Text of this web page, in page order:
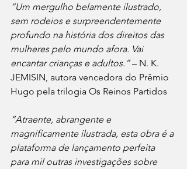
“Um mergulho belamente ilustrado,
sem rodeios e surpreendentemente
profundo na história dos direitos das
mulheres pelo mundo afora. Vai
encantar crianças e adultos.” – N. K.
JEMISIN, autora vencedora do Prêmio
Hugo pela trilogia Os Reinos Partidos
“Atraente, abrangente e
magnificamente ilustrada, esta obra é a
plataforma de lançamento perfeita
para mil outras investigações sobre